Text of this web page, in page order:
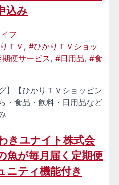
込み
フ
ＴＶ , #ひかりＴＶショッ
期便サービス, #日用品, #食
】【ひかりＴＶショッピン
・食品・飲料・日用品など
きユナイト株式会
魚が毎月届く定期便
ニティ機能付き